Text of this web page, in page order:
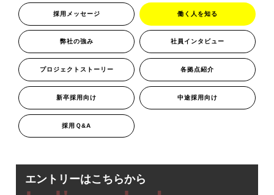
採用メッセージ 働く人を知る
弊社の強み 社員インタビュー
プロジェクトストーリー 各拠点紹介
新卒採用向け 中途採用向け
採用Ｑ&A
エントリーはこちらから